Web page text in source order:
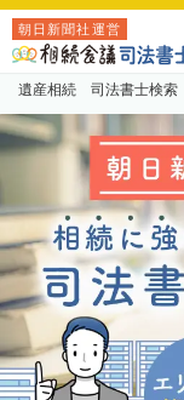
朝日新聞社運営
遺産相続 司法書士検索